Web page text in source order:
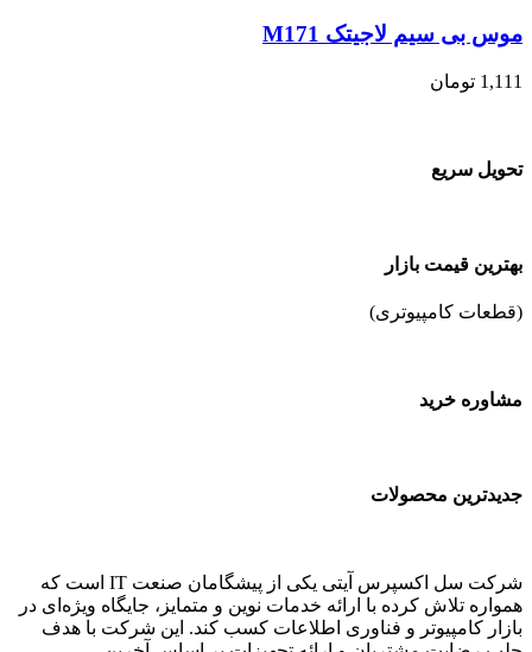
موس بی سیم لاجیتک M171
1,111 تومان
تحویل سریع
بهترین قیمت بازار
(قطعات کامپیوتری)
مشاوره خرید
جدیدترین محصولات
شرکت سل اکسپرس آیتی یکی از پیشگامان صنعت IT است که
همواره تلاش کرده با ارائه خدمات نوین و متمایز، جایگاه ویژه‌ای در
بازار کامپیوتر و فناوری اطلاعات کسب کند. این شرکت با هدف